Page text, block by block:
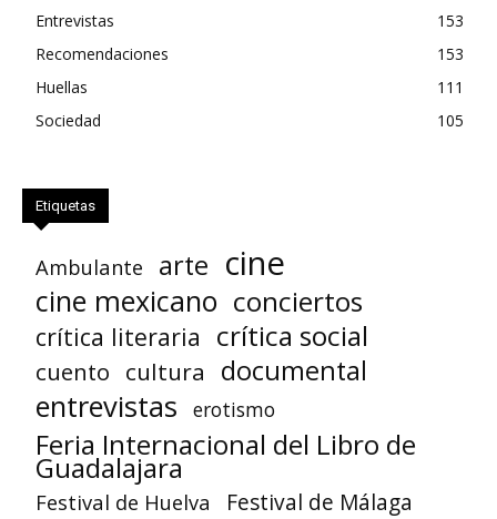
Entrevistas
153
Recomendaciones
153
Huellas
111
Sociedad
105
Etiquetas
Ambulante arte cine
cine mexicano conciertos
crítica literaria crítica social
cuento cultura documental
entrevistas erotismo
Feria Internacional del Libro de
Guadalajara
Festival de Huelva Festival de Málaga